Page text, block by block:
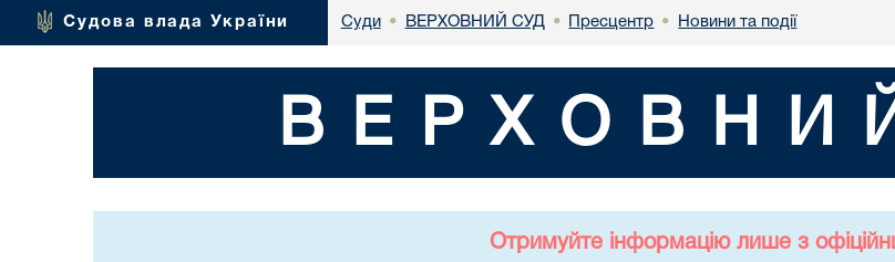
Судова влада України Суди • ВЕРХОВНИЙ СУД • Пресцентр • Новини та події
Отримуйте інформацію лише з